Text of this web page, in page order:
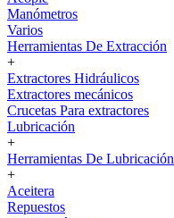
Manómetros
Varios
Herramientas De Extracción
+
Extractores Hidráulicos
Extractores mecánicos
Crucetas Para extractores
Lubricación
+
Herramientas De Lubricación
+
Aceitera
Repuestos